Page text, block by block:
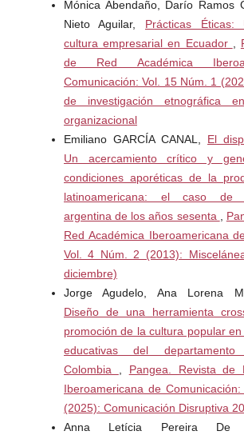
Lasn, k. (1999). Culture Jam: How to
Suicidal Consumer Binge. New York:
Losito, G. (1994). Il potere dei media.
Italia Scientifica.
Marcuse, H. (1964). One-
Beacon Press.
Matellanes Lazo, M.; (2013). Ambient
Marketing. Harvard Deusto Márketing y
16-23. Ediciones Deusto.
Pacackard, V. (1957). The Hidden
David McKay.
Pacheco Rueda, M. (1998).
Publicidad Exterior. Revista Latina
Social, 8. Recuperado el 15 de
http://www.ull.es/publicaciones/latina/a/
Pollay, R. (1986). The Distorted Mirror:
Mónica Abendaño, Darío Ramos
Nieto Aguilar, Prácticas
cultura empresarial en Ecuador
de Red Académica
Comunicación: Vol. 15 Núm. 1
de investigación etnográfica
organizacional
Emiliano GARCÍA CANAL, El
Un acercamiento crítico y
condiciones aporéticas de la
latinoamericana: el caso de
argentina de los años sesenta
Red Académica Iberoamericana
Vol. 4 Núm. 2 (2013):
diciembre)
Jorge Agudelo, Ana Lorena
Diseño de una herramienta
promoción de la cultura popular
educativas del
Colombia
Pangea. Revista de
Iberoamericana de
(2025): Comunicación Disruptiva
Anna Letícia Pereira